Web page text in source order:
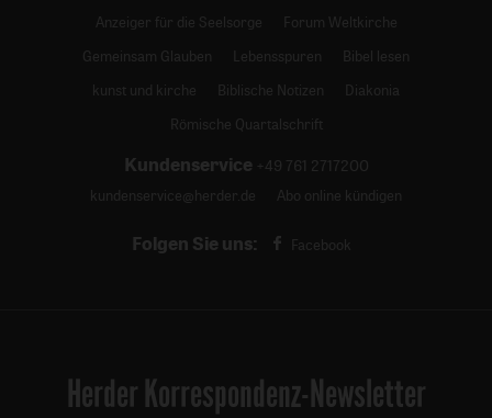
Anzeiger für die Seelsorge
Forum Weltkirche
Gemeinsam Glauben
Lebensspuren
Bibel lesen
kunst und kirche
Biblische Notizen
Diakonia
Römische Quartalschrift
Kundenservice +49 761 2717200
kundenservice@herder.de
Abo online kündigen
Folgen Sie uns: Facebook
Herder Korrespondenz-Newsletter